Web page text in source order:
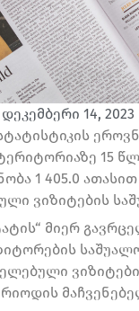
დეკემბერი 14, 2023
15
1 405.0
ვიზიტების
მიერ